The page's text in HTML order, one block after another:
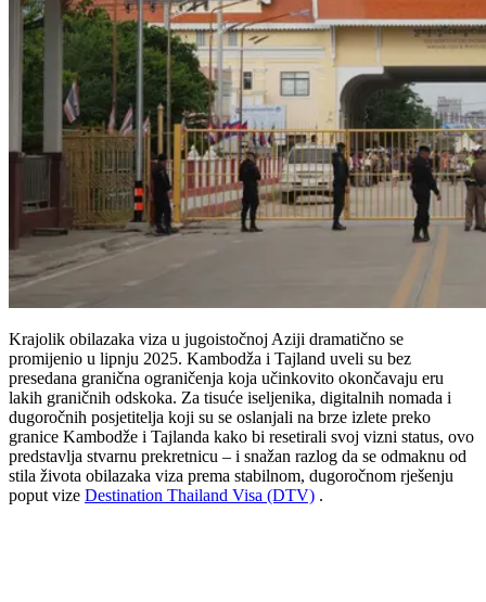
Krajolik obilazaka viza u jugoistočnoj Aziji dramatično se
promijenio u lipnju 2025. Kambodža i Tajland uveli su bez
presedana granična ograničenja koja učinkovito okončavaju eru
lakih graničnih odskoka. Za tisuće iseljenika, digitalnih nomada i
dugoročnih posjetitelja koji su se oslanjali na brze izlete preko
granice Kambodže i Tajlanda kako bi resetirali svoj vizni status, ovo
predstavlja stvarnu prekretnicu – i snažan razlog da se odmaknu od
stila života obilazaka viza prema stabilnom, dugoročnom rješenju
poput vize Destination Thailand Visa (DTV) .